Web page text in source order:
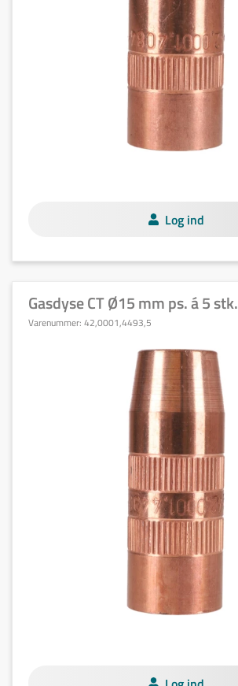
Log ind
Gasdyse CT Ø15 mm ps. á 5 stk.
Varenummer: 42,0001,4493,5